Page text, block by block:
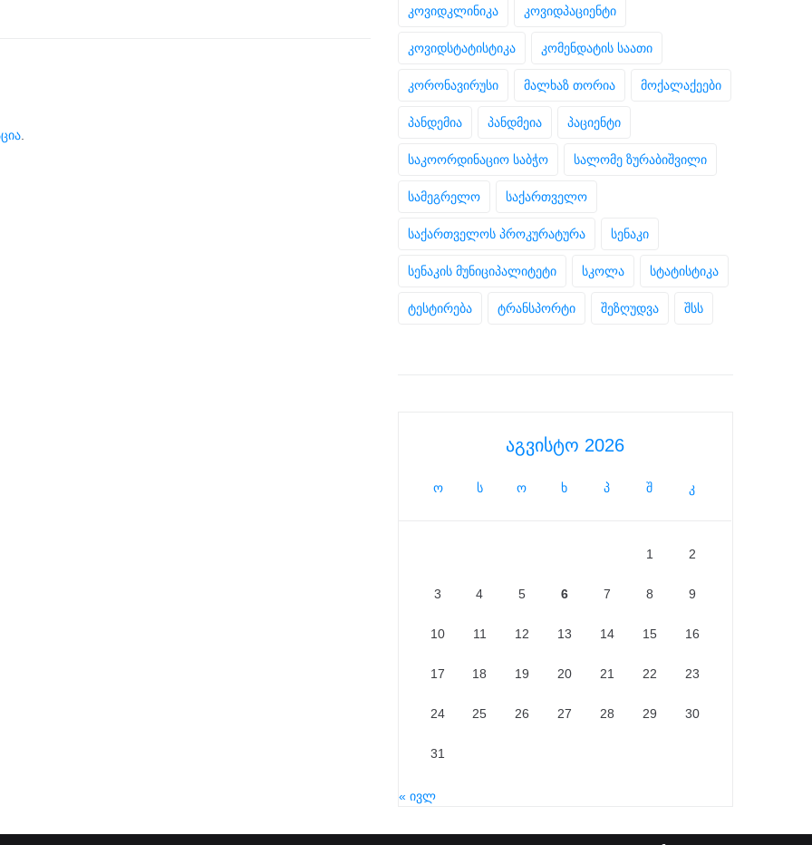
კოვიდკლინიკა კოვიდპაციენტი
კოვიდსტატისტიკა კომენდატის საათი
კორონავირუსი მალხაზ თორია მოქალაქეები
პანდემია პანდმეია პაციენტი
საკოორდინაციო საბჭო სალომე ზურაბიშვილი
სამეგრელო საქართველო
საქართველოს პროკურატურა სენაკი
სენაკის მუნიციპალიტეტი სკოლა სტატისტიკა
ტესტირება ტრანსპორტი შეზღუდვა შსს
აგვისტო 2026
ო ს ო ხ პ შ კ
1 2
3 4 5 6 7 8 9
10 11 12 13 14 15 16
17 18 19 20 21 22 23
24 25 26 27 28 29 30
31
« ივლ